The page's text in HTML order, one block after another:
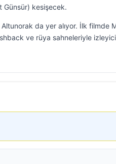
Günsür) kesişecek.
da yer alıyor. İlk filmde
ve rüya sahneleriyle izleyici